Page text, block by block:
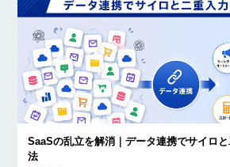
SaaSの乱立を解消｜データ連携でサイロ
法